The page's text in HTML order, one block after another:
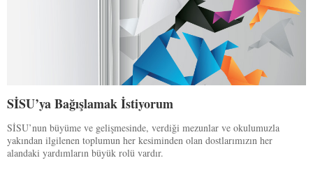
SİSU’ya Bağışlamak İstiyorum
SİSU’nun büyüme ve gelişmesinde, verdiği mezunlar ve okulumuzla
yakından ilgilenen toplumun her kesiminden olan dostlarımızın her
alandaki yardımların büyük rolü vardır.